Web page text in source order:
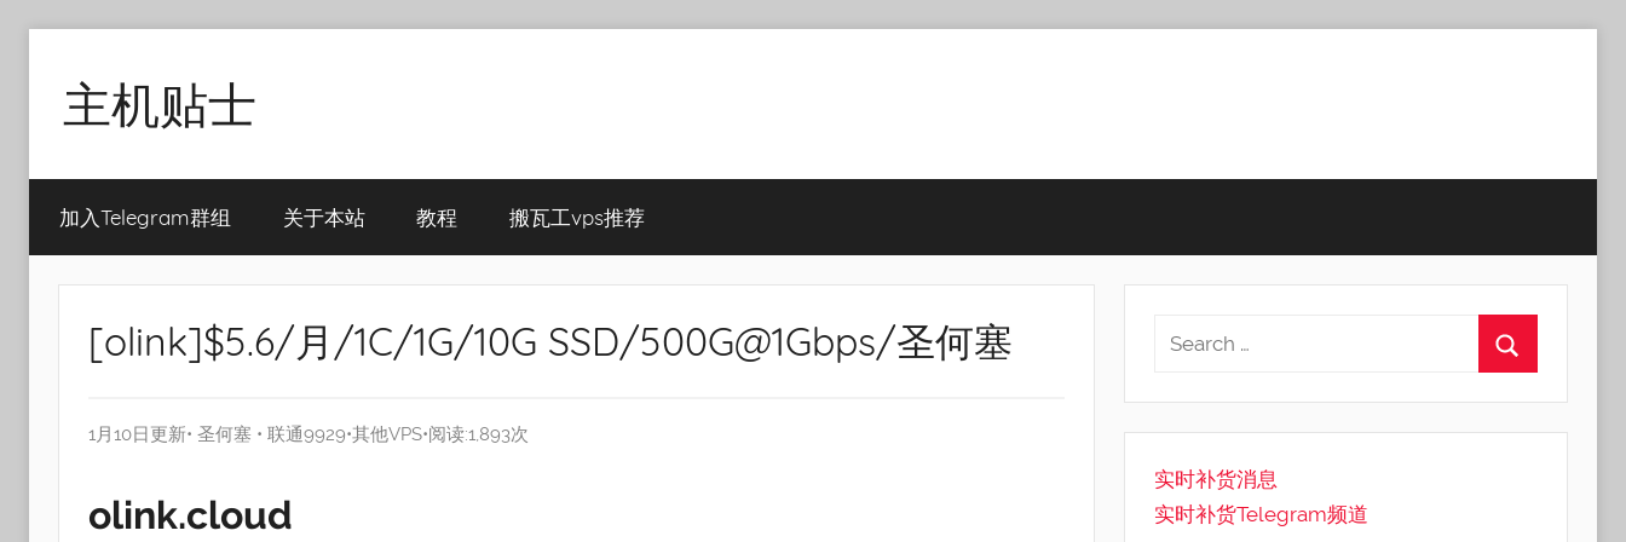
content
主机贴士
瓦
工|BandwagonHost
加入Telegram群组 关于本站 教程 搬瓦工vps推荐
[olink]$5.6/月/1C/1G/10G SSD/500G@1Gbps/圣何塞
1月10日更新• 圣何塞 • 联通9929•其他VPS•阅读:1,893次
olink.cloud
实时补货消息
实时补货Telegram频道